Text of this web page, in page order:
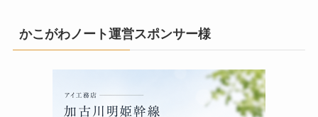
かこがわノート運営スポンサー様